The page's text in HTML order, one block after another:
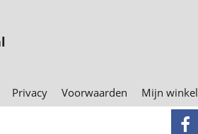
Privacy Voorwaarden Mijn